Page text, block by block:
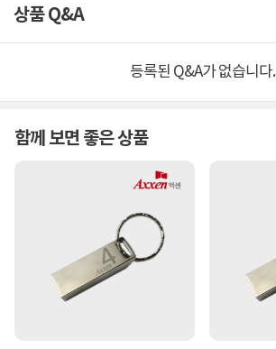
상품 Q&A
등록된 Q&A가 없습니다.
함께 보면 좋은 상품